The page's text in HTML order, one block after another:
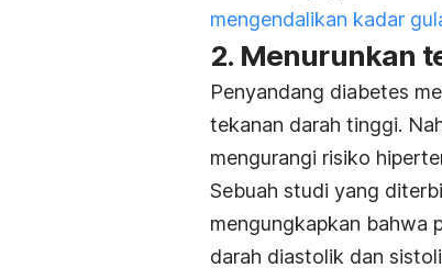
mengendalikan kadar
2. Menurunkan
Penyandang diabetes
tekanan darah tinggi.
mengurangi risiko
Sebuah studi yang
mengungkapkan bahwa
darah diastolik dan